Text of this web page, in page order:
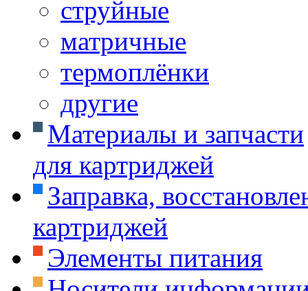
струйные
матричные
термоплёнки
другие
Материалы и запчасти
для картриджей
Заправка,
картриджей
Элементы питания